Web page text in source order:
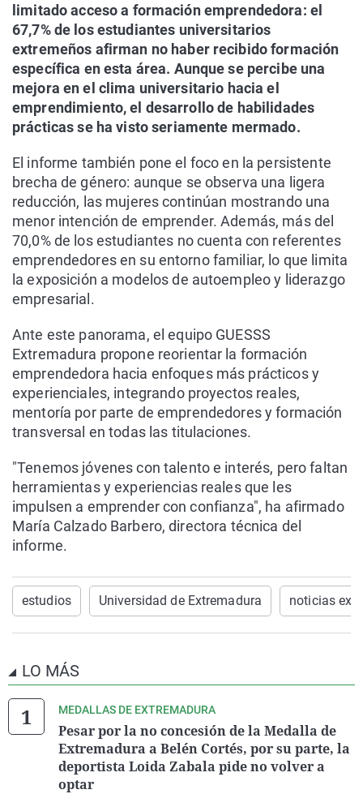
limitado acceso a formación emprendedora: el
67,7% de los estudiantes universitarios
extremeños afirman no haber recibido formación
específica en esta área. Aunque se percibe una
mejora en el clima universitario hacia el
emprendimiento, el desarrollo de habilidades
prácticas se ha visto seriamente mermado.
El informe también pone el foco en la persistente
brecha de género: aunque se observa una ligera
reducción, las mujeres continúan mostrando una
menor intención de emprender. Además, más del
70,0% de los estudiantes no cuenta con referentes
emprendedores en su entorno familiar, lo que limita
la exposición a modelos de autoempleo y liderazgo
empresarial.
Ante este panorama, el equipo GUESSS
Extremadura propone reorientar la formación
emprendedora hacia enfoques más prácticos y
experienciales, integrando proyectos reales,
mentoría por parte de emprendedores y formación
transversal en todas las titulaciones.
"Tenemos jóvenes con talento e interés, pero faltan
herramientas y experiencias reales que les
impulsen a emprender con confianza", ha afirmado
María Calzado Barbero, directora técnica del
informe.
estudios Universidad de Extremadura noticias
LO MÁS
MEDALLAS DE EXTREMADURA
Pesar por la no concesión de la Medalla de
Extremadura a Belén Cortés, por su parte, la
deportista Loida Zabala pide no volver a
optar